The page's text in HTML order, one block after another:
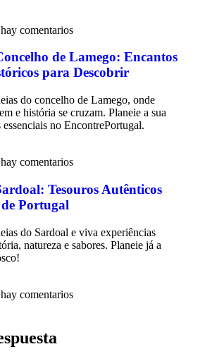
comentarios
de Lamego: Encantos
para Descobrir
do concelho de Lamego, onde
e história se cruzam. Planeie a sua
no EncontrePortugal.
comentarios
Tesouros Autênticos
Portugal
do Sardoal e viva experiências
natureza e sabores. Planeie já a
comentarios